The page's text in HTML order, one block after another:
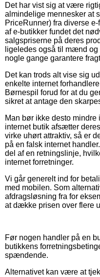
Det har vist sig at være
almindelige mennesker at
PriceRunner) fra diverse
af e-butikker fundet det
salgspriserne på deres
ligeledes også til mænd
nogle gange garantere
Det kan trods alt vise sig
enkelte internet
Børnespil forud for at du
sikret at antage den
Man bør ikke desto mindre
internet butik afsætter
virke uhørt attraktiv, så er
på en falsk internet
del af en retningslinje,
internet forretninger.
Vi går generelt ind for
med mobilen. Som
afdragsløsning fra for
at dække prisen over flere
Før nogen handler på en
butikkens
spændende.
Alternativet kan være at